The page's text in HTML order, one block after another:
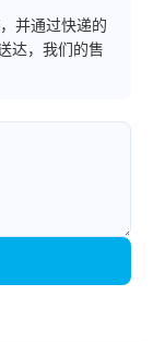
并通过快递的
达，我们的售